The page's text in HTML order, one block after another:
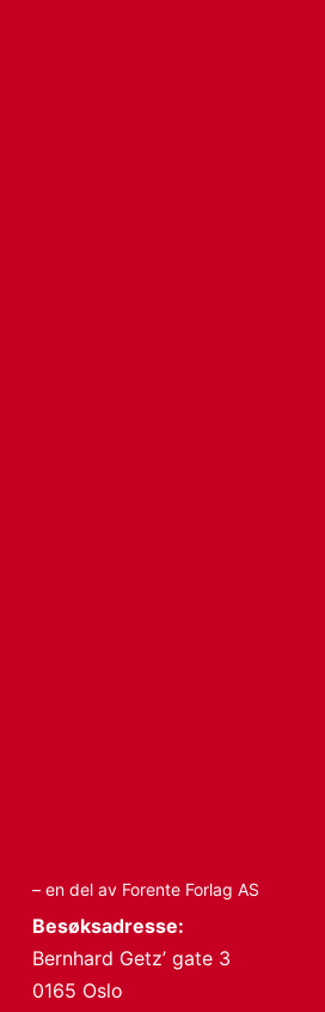
– en del av Forente Forlag AS
Besøksadresse:
Bernhard Getz’ gate 3
0165 Oslo